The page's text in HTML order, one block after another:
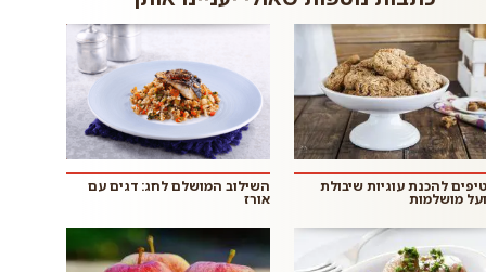
טיפים להכנת עוגיות שיבולת
מושלמות
השילוב המושלם לחג: דגים עם
אורז